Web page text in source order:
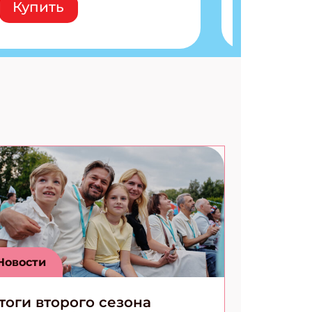
расшифровки Плетем
запутанные поделки
коды 3 комикса
Купить
второго сезона